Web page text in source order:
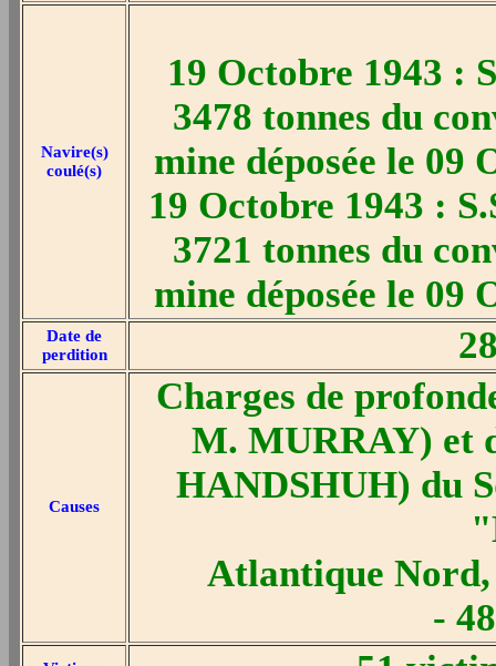
Navire(s)
coulé(s)
19 Octobre 1943 :
3478 tonnes du
mine déposée le 09
19 Octobre 1943 :
3721 tonnes du
mine déposée le 09
Date de
perdition
Causes
Charges de
M. MURRAY) et
HANDSHUH) du
Atlantique Nord,
-